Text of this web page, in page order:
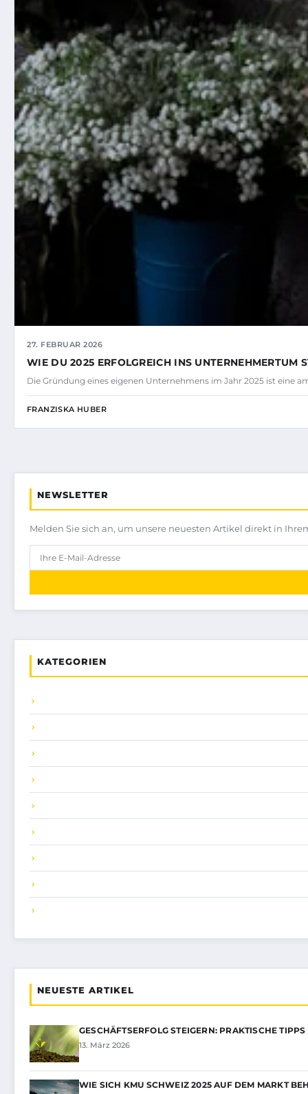
27. FEBRUAR 2026
WIE DU 2025 ERFOLGREICH INS UNTERNEHMERTUM
Die Gründung eines eigenen Unternehmens im Jahr 2025 ist eine
FRANZISKA HUBER
NEWSLETTER
Melden Sie sich an, um unsere neuesten Artikel direkt in
KATEGORIEN
NEUESTE ARTIKEL
GESCHÄFTSERFOLG STEIGERN: PRAKTISCHE
13. März 2026
WIE SICH KMU SCHWEIZ 2025 AUF DEM MARKT